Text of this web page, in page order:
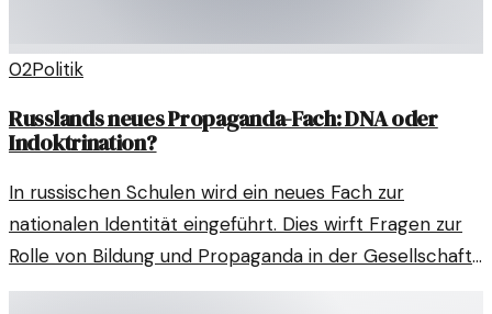
02Politik
Russlands neues Propaganda-Fach: DNA oder
Indoktrination?
In russischen Schulen wird ein neues Fach zur
nationalen Identität eingeführt. Dies wirft Fragen zur
Rolle von Bildung und Propaganda in der Gesellschaft
auf.